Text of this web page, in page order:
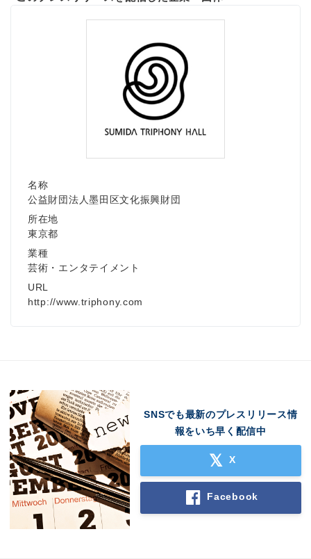
名称
公益財団法人墨田区文化振興財団
所在地
東京都
業種
芸術・エンタテイメント
URL
http://www.triphony.com
SNSでも最新のプレスリリース情
報をいち早く配信中
X
Facebook